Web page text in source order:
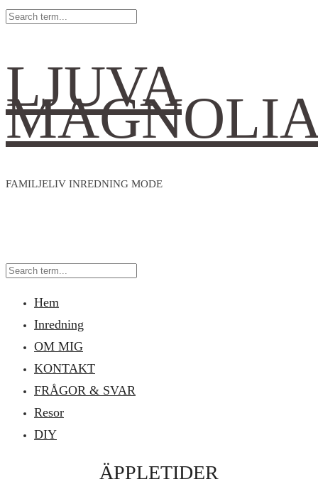
LJUVA
FAMILJELIV INREDNING MODE
Hem
Inredning
OM MIG
KONTAKT
FRÅGOR & SVAR
Resor
DIY
ÄPPLETIDER